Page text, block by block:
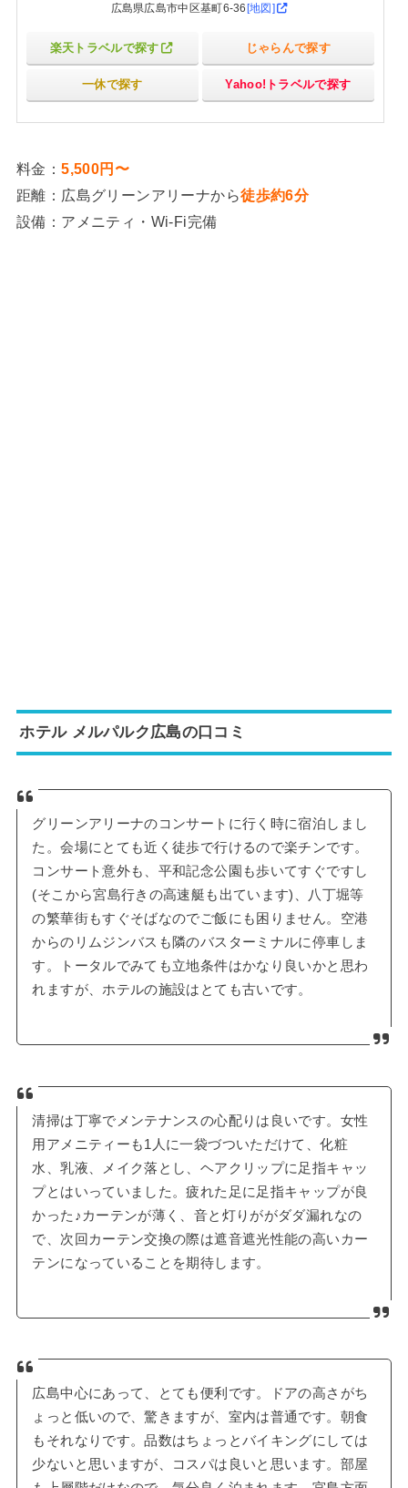
広島県広島市中区基町6-36[地図]
楽天トラベルで探す じゃらんで探す
一休で探す Yahoo!トラベルで探す
料金：5,500円〜
距離：広島グリーンアリーナから徒歩約6分
設備：アメニティ・Wi-Fi完備
ホテル メルパルク広島の口コミ
グリーンアリーナのコンサートに行く時に宿泊しまし
た。会場にとても近く徒歩で行けるので楽チンです。
コンサート意外も、平和記念公園も歩いてすぐですし
(そこから宮島行きの高速艇も出ています)、八丁堀等
の繁華街もすぐそばなのでご飯にも困りません。空港
からのリムジンバスも隣のバスターミナルに停車しま
す。トータルでみても立地条件はかなり良いかと思わ
れますが、ホテルの施設はとても古いです。
清掃は丁寧でメンテナンスの心配りは良いです。女性
用アメニティーも1人に一袋づついただけて、化粧
水、乳液、メイク落とし、ヘアクリップに足指キャッ
プとはいっていました。疲れた足に足指キャップが良
かった♪カーテンが薄く、音と灯りががダダ漏れなの
で、次回カーテン交換の際は遮音遮光性能の高いカー
テンになっていることを期待します。
広島中心にあって、とても便利です。ドアの高さがち
ょっと低いので、驚きますが、室内は普通です。朝食
もそれなりです。品数はちょっとバイキングにしては
少ないと思いますが、コスパは良いと思います。部屋